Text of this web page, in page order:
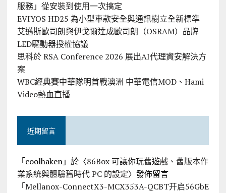
服務」從安裝到使用一次搞定
EVIYOS HD25 為小型車款安全與通訊樹立全新標準
艾邁斯歐司朗與伊戈爾達成歐司朗（OSRAM）品牌
LED驅動器授權協議
思科於 RSA Conference 2026 展出AI代理資安解決方
案
WBC經典賽中華隊明首戰澳洲 中華電信MOD、Hami
Video熱血直播
近期留言
「coolhaken」於〈86Box 可讓你玩舊遊戲、舊版本作
業系統與體驗舊時代 PC 的設定〉發佈留言
「Mellanox-ConnectX3-MCX353A-QCBT开启56GbE